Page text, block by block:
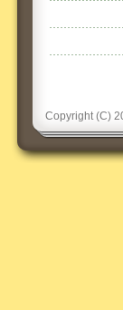
Copyright (C)